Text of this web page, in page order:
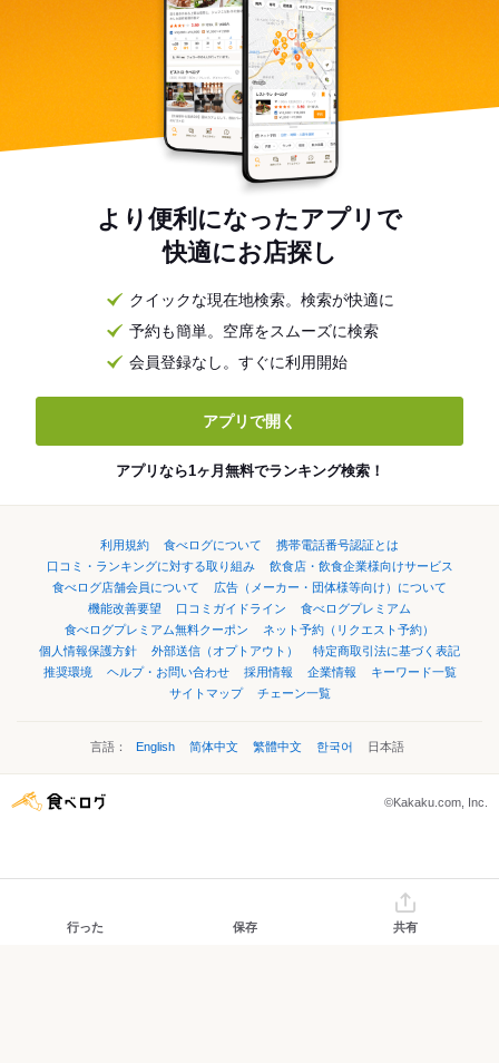
より便利になったアプリで
快適にお店探し
クイックな現在地検索。検索が快適に
予約も簡単。空席をスムーズに検索
会員登録なし。すぐに利用開始
アプリで開く
アプリなら1ヶ月無料でランキング検索！
利用規約 食べログについて
携帯電話番号認証とは
口コミ・ランキングに対する取り組み
飲食店・飲食企業様向けサービス
食べログ店舗会員について
広告（メーカー・団体様等向け）について
機能改善要望
口コミガイドライン
食べログプレミアム
食べログプレミアム無料クーポン
ネット予約（リクエスト予約）
個人情報保護方針
外部送信（オプトアウト）
特定商取引法に基づく表記
推奨環境
ヘルプ・お問い合わせ 採用情報 企業情報
キーワード一覧
サイトマップ
チェーン一覧
言語： English 简体中文 繁體中文 한국어 日本語
©Kakaku.com, Inc.
行った 保存 共有